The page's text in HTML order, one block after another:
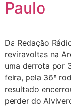
Paulo
Da Redação
reviravoltas na
uma derrota por
feira, pela 36ª
resultado
perder do